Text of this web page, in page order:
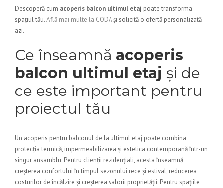
Descoperă cum acoperis balcon ultimul etaj poate transforma
spațiul tău.Află mai multe la CODAși solicită o ofertă personalizată
azi.
Ce înseamnă acoperis
balcon ultimul etaj și de
ce este important pentru
proiectul tău
Un acoperis pentru balconul de la ultimul etaj poate combina
protecția termică, impermeabilizarea și estetica contemporană într-un
singur ansamblu. Pentru clienții rezidențiali, acesta înseamnă
creșterea confortului în timpul sezonului rece și estival, reducerea
costurilor de încălzire și creșterea valorii proprietății. Pentru spațiile